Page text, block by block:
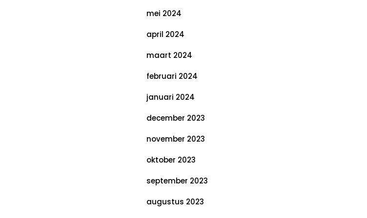
mei 2024
april 2024
maart 2024
februari 2024
januari 2024
december 2023
november 2023
oktober 2023
september 2023
augustus 2023